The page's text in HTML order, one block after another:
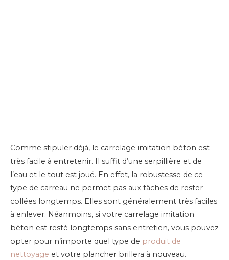
Comme stipuler déjà, le carrelage imitation béton est
très facile à entretenir. Il suffit d’une serpillière et de
l’eau et le tout est joué. En effet, la robustesse de ce
type de carreau ne permet pas aux tâches de rester
collées longtemps. Elles sont généralement très faciles
à enlever. Néanmoins, si votre carrelage imitation
béton est resté longtemps sans entretien, vous pouvez
opter pour n’importe quel type de produit de
nettoyage et votre plancher brillera à nouveau.